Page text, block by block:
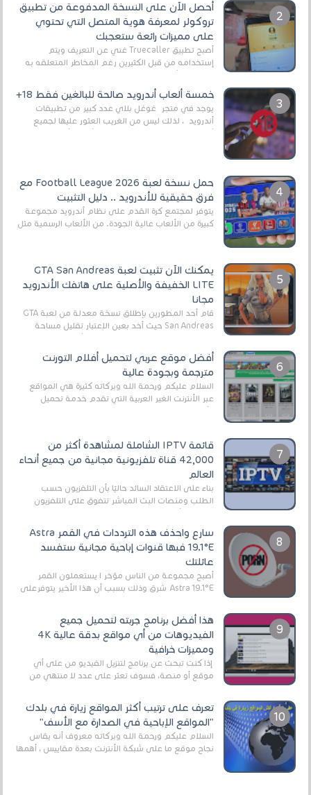
أحصل الآن على النسخة المدفوعة من تطبيق
تروكولر لمعرفة هوية المتصل التي تحتوي
على مميزات رائعة ستعجبك
أصبح تطبيق Truecaller غني عن التعريف ويتم
إستخدامه من قبل الكثيرين رغم المخاطر المتعلقه به
خمسة ألعاب أندرويد صالحة للبالغين فقط 18+
يوجد في متجر غوغل بلاي عدد كبير من تطبيقات
أندرويد ، لذلك ليس من الغريب العثور عليها لجميع
حمل نسخة لعبة Football League 2026 مع
فرق حقيقية للأندرويد .. دليل التثبيت
يتوفر لمجتمع كرة القدم على نظام أندرويد مجموعة
كبيرة من الألعاب عالية الجودة. من الألعاب الرسمية مثل
يمكنك الآن تثبيت لعبة GTA San Andreas
LITE الخفيفة والأصلية على هاتفك الأندرويد
مجانا
قام أحد المطورين بإطلاق نسخة معدلة من لعبة GTA
San Andreas حيث أخد بعين الإعتبار تقليل مساحة
أفضل موقع عربي لتحميل أفلام التورنت
مترجمة وبجودة عالية
السلام عليكم ورحمة الله وبركاته كثيرة هي المواقع
عبر الأنترنت الغير العربية التي تقدم خدمة تحميل
الأفلام على التورنت ، ومعظم هذه المواقع ل...
قائمة IPTV الشاملة لمشاهدة أكثر من
42,000 قناة تلفزيونية مجانية من جميع أنحاء
العالم
بناءً على الاعتقاد السائد حاليًا بأن التلفزيون حسب
الطلب ومنصات البث المباشر تتفوق على التلفزيون
الرقمي الأرضي التقليدي، يُعدّ IPTV-org خيار...
سارع واحذف هذه الترددات في القمر Astra
19.1°E فبها قنوات إباحية مجانية ستفسد
عائلتك
أصبح مجموعة من الناس مؤخر ا يستعملون القمر
Astra 19.1°E شرق وذلك بسبب أن هذا الأخير يتوفرعلى
هذا أفضل برنامج جربته لتحميل جميع
الفيديوهات من أي مواقع بدقة عالية 4K
ومميزات خرافية
إذا كنت تبحث عن برنامج لتنزيل الفيديو من على أي
موقع أو منصة، فسوف تعثر على عدد لا منتهي من
تعرف على ترتيب أكثر المواقع زيارة في بلدك
"المواقع الإباحية في الصدارة مع الأسف"
السلام عليكم ورحمة الله وبركاته معروف أنه يقاس
نجاح موقع ما على شبكة الأنترنت بعدة مقاييس ، أهمها